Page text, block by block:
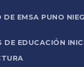
DE EMSA PUNO
DE EDUCACIÓN